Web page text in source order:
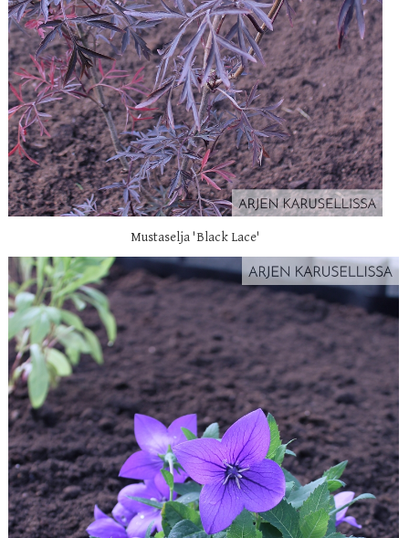
Mustaselja 'Black Lace'